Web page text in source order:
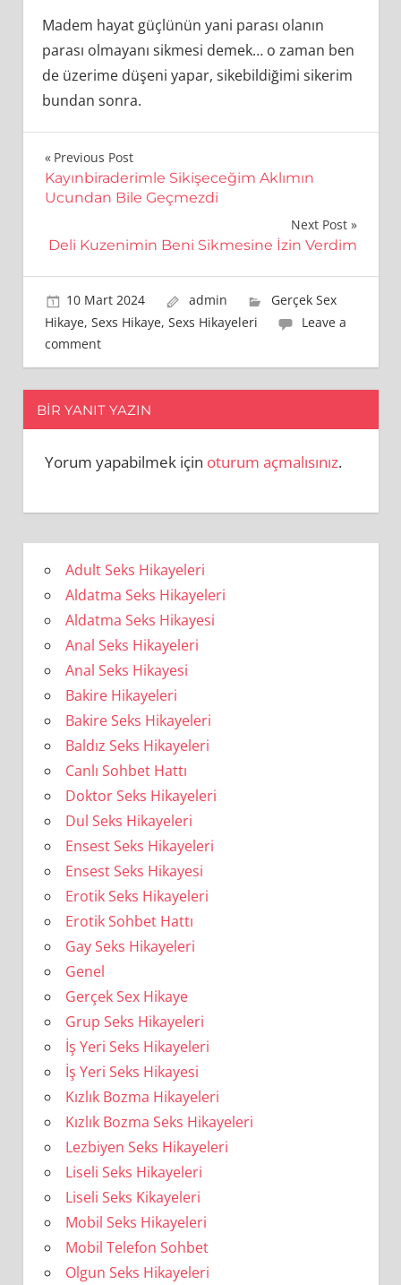
Madem hayat güçlünün yani parası olanın
parası olmayanı sikmesi demek… o zaman ben
de üzerime düşeni yapar, sikebildiğimi sikerim
bundan sonra.
Yazı
gezinmesi
Previous Post
Kayınbiraderimle Sikişeceğim Aklımın
Ucundan Bile Geçmezdi
Next Post
Deli Kuzenimin Beni Sikmesine İzin Verdim
10 Mart 2024 admin
Gerçek Sex
Hikaye, Sexs Hikaye, Sexs Hikayeleri
Leave a
comment
BIR YANIT YAZIN
Yorum yapabilmek için oturum açmalısınız.
Adult Seks Hikayeleri
Aldatma Seks Hikayeleri
Aldatma Seks Hikayesi
Anal Seks Hikayeleri
Anal Seks Hikayesi
Bakire Hikayeleri
Bakire Seks Hikayeleri
Baldız Seks Hikayeleri
Canlı Sohbet Hattı
Doktor Seks Hikayeleri
Dul Seks Hikayeleri
Ensest Seks Hikayeleri
Ensest Seks Hikayesi
Erotik Seks Hikayeleri
Erotik Sohbet Hattı
Gay Seks Hikayeleri
Genel
Gerçek Sex Hikaye
Grup Seks Hikayeleri
İş Yeri Seks Hikayeleri
İş Yeri Seks Hikayesi
Kızlık Bozma Hikayeleri
Kızlık Bozma Seks Hikayeleri
Lezbiyen Seks Hikayeleri
Liseli Seks Hikayeleri
Liseli Seks Kikayeleri
Mobil Seks Hikayeleri
Mobil Telefon Sohbet
Olgun Seks Hikayeleri